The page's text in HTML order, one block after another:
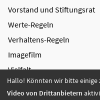
Vorstand und Stiftungsrat
Werte-Regeln
Verhaltens-Regeln
Imagefilm
Vielfalt
Stifter
Hallo! Könnten wir bitte einige
Video von Drittanbietern